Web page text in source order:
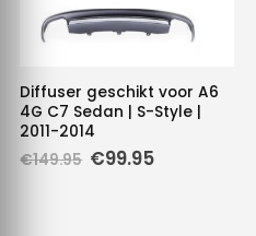
Diffuser geschikt voor A6
4G C7 Sedan | S-Style |
2011-2014
€149.95 Oorspronkelijke
€99.95Huidige